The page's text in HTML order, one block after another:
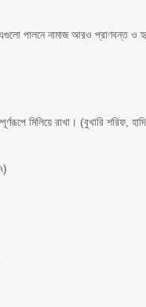
পালনে নামাজ আরও প্রাণবন্ত ও
মিলিয়ে রাখা। (বুখারি শরিফ,